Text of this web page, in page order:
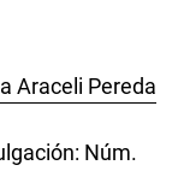
Araceli Pereda
Núm.